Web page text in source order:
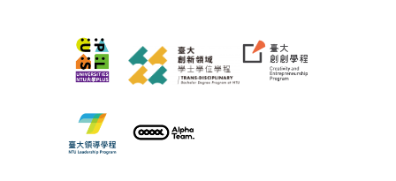
思源街18號卓越研究
Room 409, Building for